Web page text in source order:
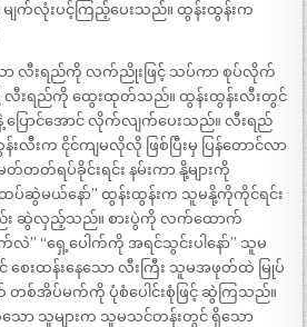
ျက်လုံးပင့်ကြည့်ပေးသည်။ ထွန်းထွန်းက
ော လီးရည်ကို လက်ညိုးဖြင့် သပ်ကာ စုပ်လိုက်
းရည်ကို ထွေးထုတ်သည်။ ထွန်းထွန်းလီးတွင်
ြောင်အောင် လိုက်လျက်ပေးသည်။ လီးရည်
န်းလီးက ငိုင်ကျမလိုလို ဖြစ်ပြီးမှ ပြန်တောင်လာ
တ်ရပ်ခိုင်းရင်း နမ်းကာ နို့များကို
ထပ်ဆွဲမယ်နော်” ထွန်းထွန်းက သူမနို့ကိုကိုင်ရင်း
ဆွဲလှည့်သည်။ စားပွဲကို လက်ထောက်
” “ရှေ့ပေါက်ကို အရင်သွင်းပါနော်” သူမ
စေးထန်းနေသော လီးကြီး သူမအဖုတ်ထဲ မြုပ်
တစ်အိပ်မက်ကို ပုံစံပေါင်းစုံဖြင့် ဆွဲကြသည်။
သူများက သူမသင်တန်းတွင် ရှိသော